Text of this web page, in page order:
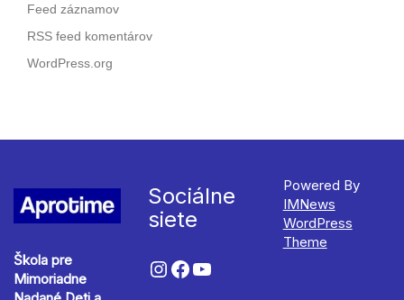
Feed záznamov
RSS feed komentárov
WordPress.org
Škola pre
Mimoriadne
Sociálne
siete
Powered By
IMNews
WordPress
Theme